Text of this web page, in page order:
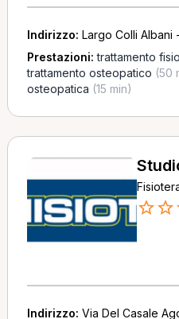
Indirizzo: Largo Colli Albani
Prestazioni:trattamento
trattamento osteopatico (50
osteopatica (15 min)
Indirizzo: Via Del Casale